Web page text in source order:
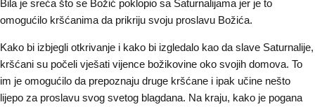
Bila je sreća što se Božić poklopio sa Saturnalijama jer je to
omogućilo kršćanima da prikriju svoju proslavu Božića.
Kako bi izbjegli otkrivanje i kako bi izgledalo kao da slave Saturnalije,
kršćani su počeli vješati vijence božikovine oko svojih domova. To
im je omogućilo da prepoznaju druge kršćane i ipak učine nešto
lijepo za proslavu svog svetog blagdana. Na kraju, kako je pogana